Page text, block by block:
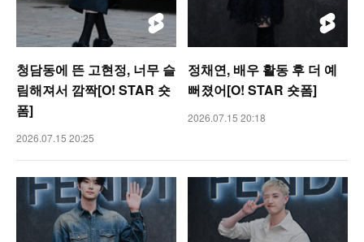
청담동에 뜬 고현정, 너무 슬
림해져서 깜짝[O! STAR 숏
폼]
2026.07.15 20:25
정채연, 배우 활동 후 더 예
뻐졌어[O! STAR 숏폼]
2026.07.15 20:18